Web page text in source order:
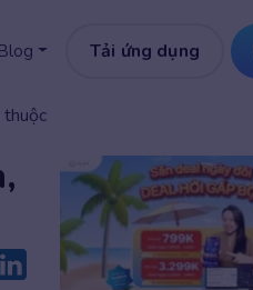
Blog Tải ứng dụng
thuộc